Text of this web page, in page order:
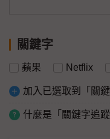
關鍵字
蘋果 Netflix
加入已選取到「關鍵
什麼是「關鍵字追蹤